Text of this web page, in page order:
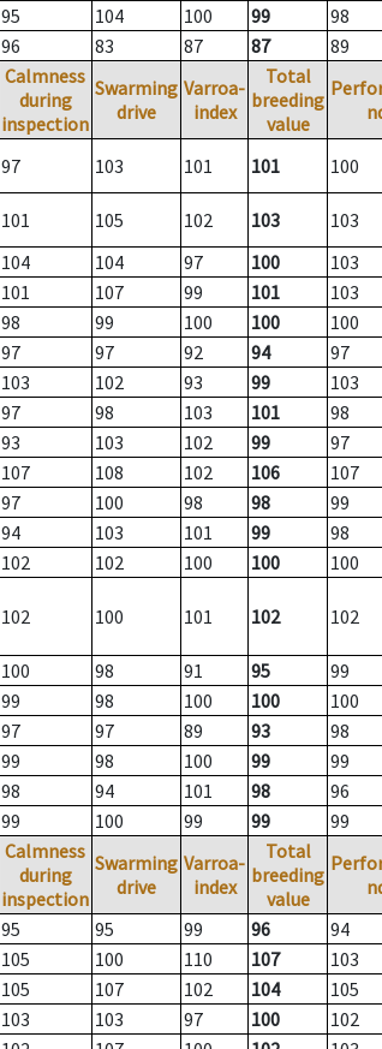
95 104 100 99
98
96 83 87 87 89
Calmness
during
inspection
Swarming
drive
Varroa-
index
Total
breeding
value
97 103 101 101 100
101 105 102 103
103
104 104 97 100
103
101 107 99 101
103
98 99 100 100
100
97 97 92 94
97
103 102 93 99
103
97 98 103 101
98
93 103 102 99
97
107 108 102 106
107
97 100 98 98
99
94 103 101 99
98
102 102 100 100 100
102 100 101 102 102
100 98 91 95
99
99 98 100 100
100
97 97 89 93
98
99 98 100 99
99
98 94 101 98
96
99 100 99 99 99
Calmness
during
inspection
Swarming
drive
Varroa-
index
Total
breeding
value
95 95 99 96
94
105 100 110 107
103
105 107 102 104
105
103 103 97 100
102